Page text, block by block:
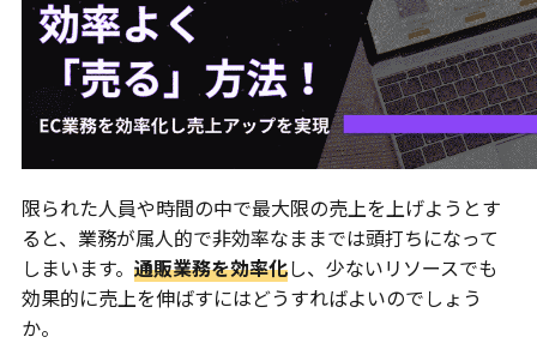
限られた人員や時間の中で最大限の売上を上げようとす
ると、業務が属人的で非効率なままでは頭打ちになって
しまいます。通販業務を効率化し、少ないリソースでも
効果的に売上を伸ばすにはどうすればよいのでしょう
か。